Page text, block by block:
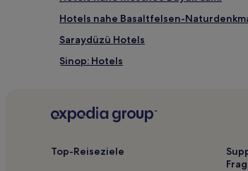
Hotels nahe Basaltfelsen-
Saraydüzü Hotels
Sinop: Hotels
Top-Reiseziele